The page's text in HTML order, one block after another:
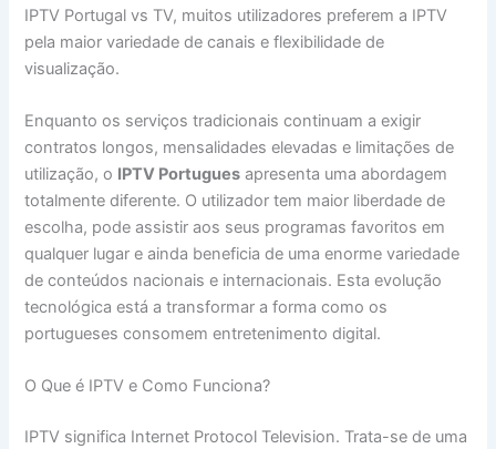
IPTV Portugal vs TV, muitos utilizadores preferem a IPTV
pela maior variedade de canais e flexibilidade de
visualização.
Enquanto os serviços tradicionais continuam a exigir
contratos longos, mensalidades elevadas e limitações de
utilização, o IPTV Portugues apresenta uma abordagem
totalmente diferente. O utilizador tem maior liberdade de
escolha, pode assistir aos seus programas favoritos em
qualquer lugar e ainda beneficia de uma enorme variedade
de conteúdos nacionais e internacionais. Esta evolução
tecnológica está a transformar a forma como os
portugueses consomem entretenimento digital.
O Que é IPTV e Como Funciona?
IPTV significa Internet Protocol Television. Trata-se de uma